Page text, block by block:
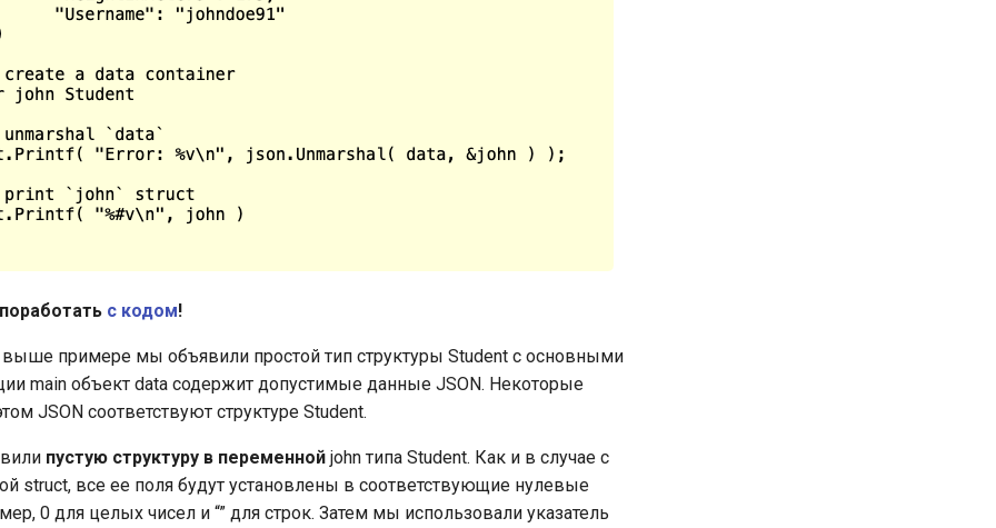
с кодом!
примере мы объявили простой тип структуры Student с основными
main объект data содержит допустимые данные JSON. Некоторые
JSON соответствуют структуре Student.
пустую структуру в переменной john типа Student. Как и в случае с
struct, все ее поля будут установлены в соответствующие нулевые
0 для целых чисел и “” для строк. Затем мы использовали указатель